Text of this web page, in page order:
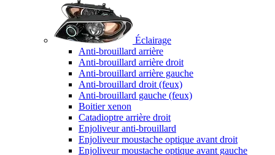
Éclairage
Anti-brouillard arrière
Anti-brouillard arrière droit
Anti-brouillard arrière gauche
Anti-brouillard droit (feux)
Anti-brouillard gauche (feux)
Boitier xenon
Catadioptre arrière droit
Enjoliveur anti-brouillard
Enjoliveur moustache optique avant droit
Enjoliveur moustache optique avant gauche